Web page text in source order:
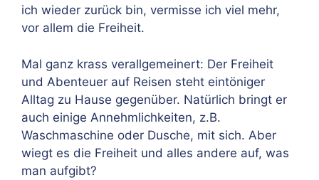
ich wieder zurück bin, vermisse ich viel mehr,
vor allem die Freiheit.
Mal ganz krass verallgemeinert: Der Freiheit
und Abenteuer auf Reisen steht eintöniger
Alltag zu Hause gegenüber. Natürlich bringt er
auch einige Annehmlichkeiten, z.B.
Waschmaschine oder Dusche, mit sich. Aber
wiegt es die Freiheit und alles andere auf, was
man aufgibt?